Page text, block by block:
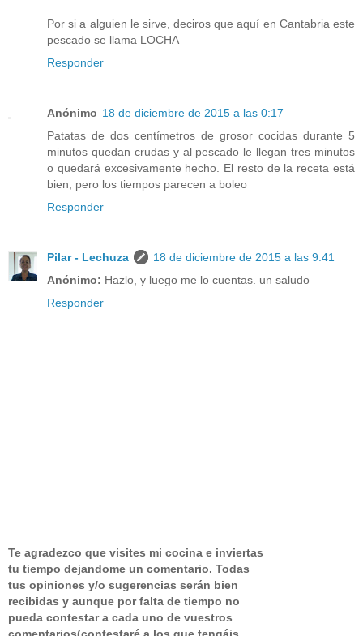
Por si a alguien le sirve, deciros que aquí en Cantabria este
pescado se llama LOCHA
Responder
Anónimo 18 de diciembre de 2015 a las 0:17
Patatas de dos centímetros de grosor cocidas durante 5
minutos quedan crudas y al pescado le llegan tres minutos
o quedará excesivamente hecho. El resto de la receta está
bien, pero los tiempos parecen a boleo
Responder
Pilar - Lechuza
18 de diciembre de 2015 a las 9:41
Anónimo: Hazlo, y luego me lo cuentas. un saludo
Responder
Te agradezco que visites mi cocina e inviertas
tu tiempo dejandome un comentario. Todas
tus opiniones y/o sugerencias serán bien
recibidas y aunque por falta de tiempo no
pueda contestar a cada uno de vuestros